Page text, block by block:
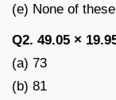
(e) None of these
Q2. 49.05 ×
(a) 73
(b) 81